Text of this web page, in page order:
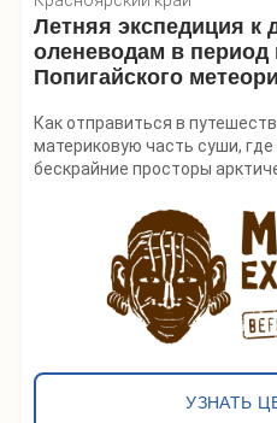
Летняя экспедиция к
оленеводам в период
Попигайского
Как отправиться в
материковую часть суши,
бескрайние просторы
Ответ простой: нужно
Коренные народы Таймыра —
по сей день ведут здесь
оленей и бережно хранят
Свою землю они называют
пейзажах ценнейшие
жить и растить детей, может
УЗНАТЬ